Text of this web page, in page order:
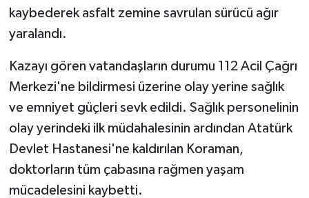
kaybederek asfalt zemine savrulan sürücü ağır
yaralandı.
Kazayı gören vatandaşların durumu 112 Acil Çağrı
Merkezi'ne bildirmesi üzerine olay yerine sağlık
ve emniyet güçleri sevk edildi. Sağlık personelinin
olay yerindeki ilk müdahalesinin ardından Atatürk
Devlet Hastanesi'ne kaldırılan Koraman,
doktorların tüm çabasına rağmen yaşam
mücadelesini kaybetti.